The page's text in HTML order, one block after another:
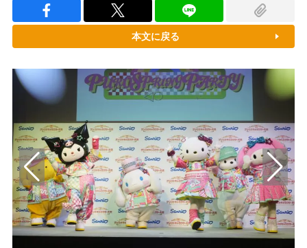
本文に戻る